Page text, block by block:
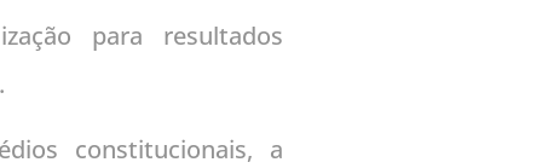
para resultados
constitucionais, a